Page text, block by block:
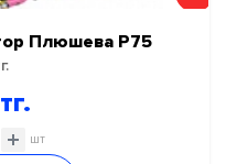
Плюшева P75
шт